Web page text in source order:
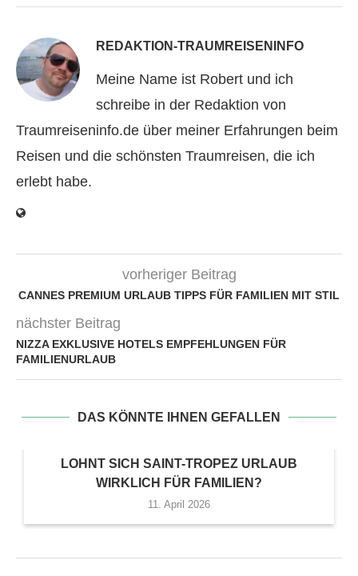
REDAKTION-TRAUMREISENINFO
Meine Name ist Robert und ich
schreibe in der Redaktion von
Traumreiseninfo.de über meiner Erfahrungen beim
Reisen und die schönsten Traumreisen, die ich
erlebt habe.
vorheriger Beitrag
CANNES PREMIUM URLAUB TIPPS FÜR FAMILIEN MIT STIL
nächster Beitrag
NIZZA EXKLUSIVE HOTELS EMPFEHLUNGEN FÜR
FAMILIENURLAUB
DAS KÖNNTE IHNEN GEFALLEN
LOHNT SICH SAINT-TROPEZ URLAUB
WIRKLICH FÜR FAMILIEN?
11. April 2026